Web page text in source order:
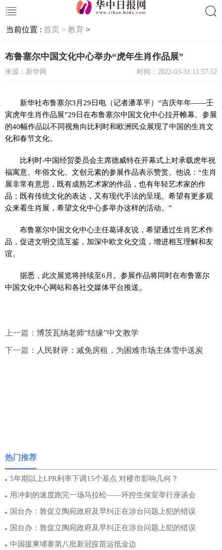
当前位置 : 首页 > 教育 >
布鲁塞尔中国文化中心举办“虎年生肖作品展”
来源：新华网 时间：2022-03-31 11:57:52
新华社布鲁塞尔3月29日电（记者潘革平）“吉庆年年——壬
寅虎年生肖作品展”29日在布鲁塞尔中国文化中心拉开帷幕。参展
的40幅作品以不同视角向比利时和欧洲民众展现了中国的生肖文
化和春节文化。
比利时-中国经贸委员会主席德威特在开幕式上对承载虎年祝
福寓意、年俗文化、文创元素的参展作品表示赞赏。他说：“生肖
展非常有意思，既有成熟艺术家的作品，也有年轻艺术家的作
品；既有传统文化的表达，又有现代手法的呈现。希望有更多观
众来看生肖展，希望文化中心多举办这样的活动。”
布鲁塞尔中国文化中心主任葛译友说，希望通过生肖艺术作
品，促进文明交流互鉴，加深中欧文化交流，增进相互理解和友
谊。
据悉，此次展览将持续至6月。参展作品将同时在布鲁塞尔
中国文化中心网站和各社交媒体平台推送。
上一篇： 博茨瓦纳老师“结缘”中文教学
下一篇： 人民财评：减免房租，为困难市场主体雪中送炭
热门推荐
5年期以上LPR利率下调15个基点 对楼市影响几何？
用冲刺的速度跑完一场马拉松——环控生保室举行座谈会
国台办：敦促立陶宛政府及早纠正在涉台问题上犯的错误
国台办：敦促立陶宛政府及早纠正在涉台问题上犯的错误
中国援柬埔寨第八批新冠疫苗运抵金边